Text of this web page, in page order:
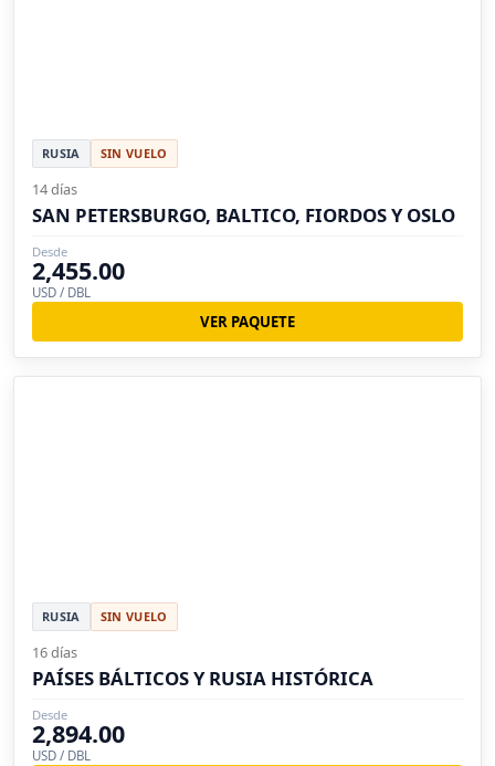
RUSIA SIN VUELO
14 días
SAN PETERSBURGO, BALTICO, FIORDOS Y OSLO
Desde
2,455.00
USD / DBL
VER PAQUETE
RUSIA SIN VUELO
16 días
PAÍSES BÁLTICOS Y RUSIA HISTÓRICA
Desde
2,894.00
USD / DBL